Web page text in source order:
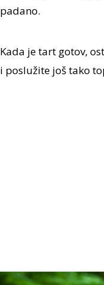
padano.
Kada je tart gotov,
i poslužite još tako